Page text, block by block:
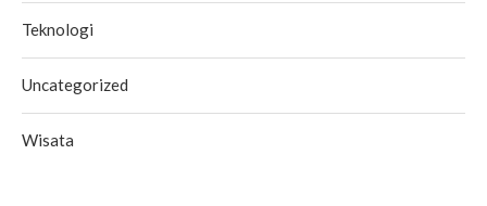
Teknologi
Uncategorized
Wisata